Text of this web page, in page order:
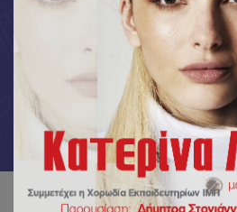
συνεργασία με την Α΄ Δημοτικού. Τα
γνωριστούν, να αλληλεπιδράσουν
δημιουργικά παιχνίδια και ομαδικές
αίσθημα της ασφάλειας και της
περιβάλλον.